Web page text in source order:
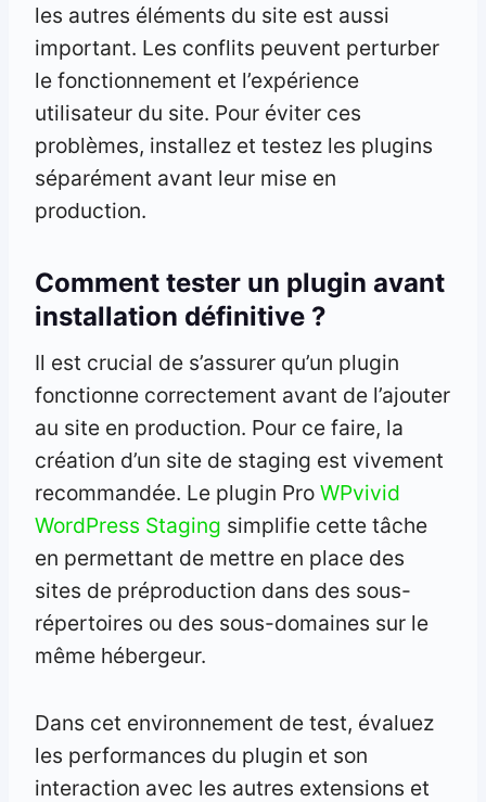
les autres éléments du site est aussi
important. Les conflits peuvent perturber
le fonctionnement et l’expérience
utilisateur du site. Pour éviter ces
problèmes, installez et testez les plugins
séparément avant leur mise en
production.
Comment tester un plugin avant
installation définitive ?
Il est crucial de s’assurer qu’un plugin
fonctionne correctement avant de l’ajouter
au site en production. Pour ce faire, la
création d’un site de staging est vivement
recommandée. Le plugin Pro WPvivid
WordPress Staging simplifie cette tâche
en permettant de mettre en place des
sites de préproduction dans des sous-
répertoires ou des sous-domaines sur le
même hébergeur.
Dans cet environnement de test, évaluez
les performances du plugin et son
interaction avec les autres extensions et